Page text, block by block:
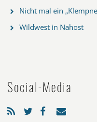
Nicht mal ein
Wildwest in Nahost
Social-Media